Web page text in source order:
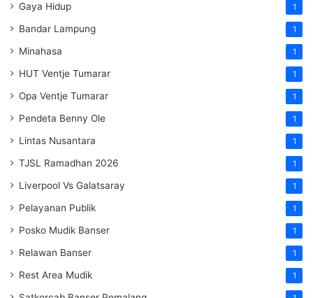
Gaya Hidup 1
Bandar Lampung 1
Minahasa 1
HUT Ventje Tumarar 1
Opa Ventje Tumarar 1
Pendeta Benny Ole 1
Lintas Nusantara 1
TJSL Ramadhan 2026 1
Liverpool Vs Galatsaray 1
Pelayanan Publik 1
Posko Mudik Banser 1
Relawan Banser 1
Rest Area Mudik 1